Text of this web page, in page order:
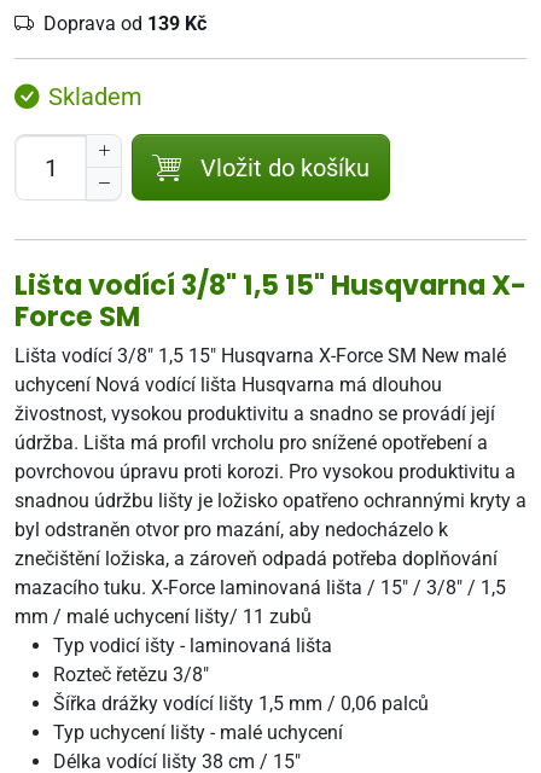
Doprava od 139 Kč
Skladem
Vložit do košíku
Lišta vodící 3/8" 1,5 15" Husqvarna X-
Force SM
Lišta vodící 3/8" 1,5 15" Husqvarna X-Force SM New malé
uchycení Nová vodící lišta Husqvarna má dlouhou
živostnost, vysokou produktivitu a snadno se provádí její
údržba. Lišta má profil vrcholu pro snížené opotřebení a
povrchovou úpravu proti korozi. Pro vysokou produktivitu a
snadnou údržbu lišty je ložisko opatřeno ochrannými kryty a
byl odstraněn otvor pro mazání, aby nedocházelo k
znečištění ložiska, a zároveň odpadá potřeba doplňování
mazacího tuku. X-Force laminovaná lišta / 15" / 3/8" / 1,5
mm / malé uchycení lišty/ 11 zubů
Typ vodicí išty - laminovaná lišta
Rozteč řetězu 3/8"
Šířka drážky vodící lišty 1,5 mm / 0,06 palců
Typ uchycení lišty - malé uchycení
Délka vodící lišty 38 cm / 15"